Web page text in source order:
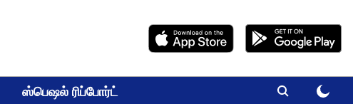
ஸ்பெஷல் ரிப்போர்ட்